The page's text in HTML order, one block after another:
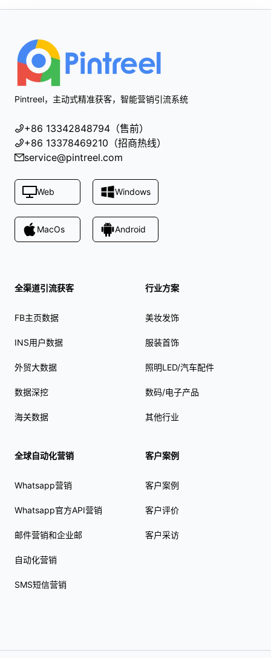
Pintreel，主动式精准获客，智能营销引流系统
+86 13342848794（售前）
+86 13378469210（招商热线）
service@pintreel.com
Web Windows
MacOs Android
全渠道引流获客
FB主页数据
INS用户数据
外贸大数据
数据深挖
海关数据
全球自动化营销
Whatsapp营销
Whatsapp官方API营销
邮件营销和企业邮
自动化营销
SMS短信营销
行业方案
美妆发饰
服装首饰
照明LED/汽车配件
数码/电子产品
其他行业
客户案例
客户案例
客户评价
客户采访